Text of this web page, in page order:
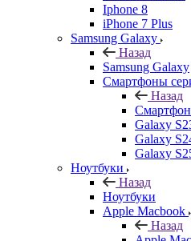
Iphone 8
iPhone 7 Plus
Samsung Galaxy
Назад
Samsung Galaxy
Смартфоны
Назад
Galaxy
Galaxy
Galaxy
Ноутбуки
Назад
Ноутбуки
Apple Macbook
Назад